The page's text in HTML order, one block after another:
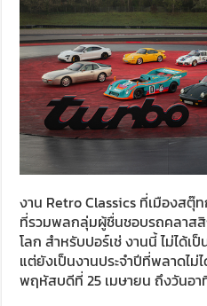
งาน Retro Classics ที่เมืองสตุ๊
ที่รวมพลกลุ่มผู้ชื่นชอบรถคลาส
โลก สำหรับปอร์เช่ งานนี้ ไม่ได้เ
แต่ยังเป็นงานประจำปีที่พลาดไม่
พฤหัสบดีที่ 25 เมษายน ถึงวันอา